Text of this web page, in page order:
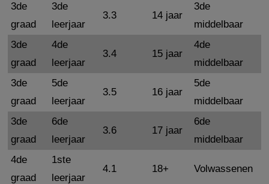
3de
graad
3de
leerjaar
3.3 14 jaar
3de
middelbaar
3de
graad
4de
leerjaar
3.4 15 jaar
4de
middelbaar
3de
graad
5de
leerjaar
3.5 16 jaar
5de
middelbaar
3de
graad
6de
leerjaar
3.6 17 jaar
6de
middelbaar
4de
graad
1ste
leerjaar
4.1 18+ Volwassenen